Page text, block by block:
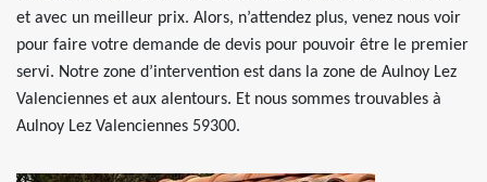
et avec un meilleur prix. Alors, n’attendez plus, venez nous voir
pour faire votre demande de devis pour pouvoir être le premier
servi. Notre zone d’intervention est dans la zone de Aulnoy Lez
Valenciennes et aux alentours. Et nous sommes trouvables à
Aulnoy Lez Valenciennes 59300.